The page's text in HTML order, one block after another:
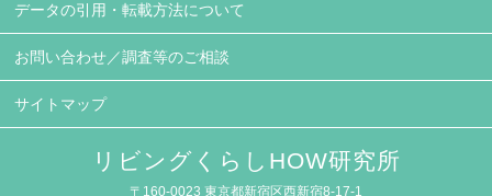
データの引用・転載方法について
お問い合わせ／調査等のご相談
サイトマップ
リビングくらしHOW研究所
〒160-0023 東京都新宿区西新宿8-17-1